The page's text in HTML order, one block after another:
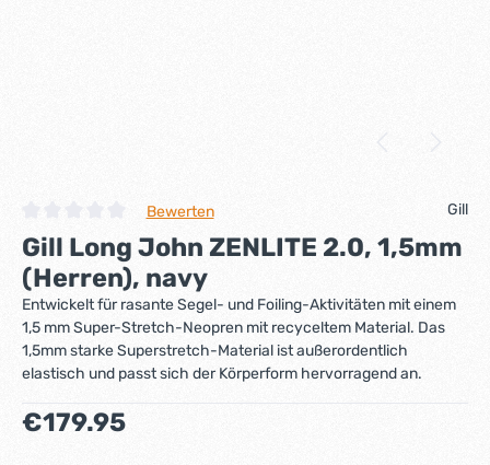
Durchschnittliche Bewertung von 0 von 5 Sternen
Bewerten Gill
Gill Long John ZENLITE 2.0, 1,5mm
(Herren), navy
Entwickelt für rasante Segel- und Foiling-Aktivitäten mit einem
1,5 mm Super-Stretch-Neopren mit recyceltem Material. Das
1,5mm starke Superstretch-Material ist außerordentlich
elastisch und passt sich der Körperform hervorragend an.
Regulärer Preis:
€179.95